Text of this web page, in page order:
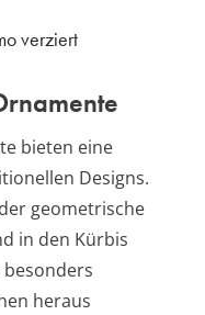
verziert
bieten eine
Designs.
geometrische
in den Kürbis
besonders
heraus